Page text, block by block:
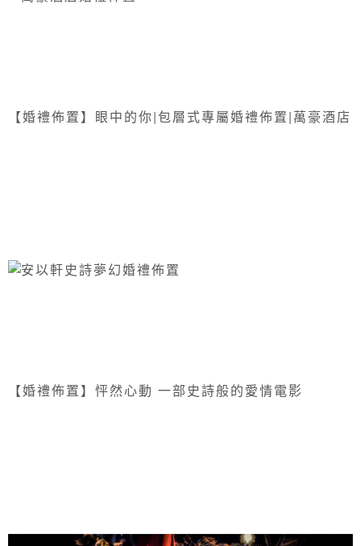
【婚禮佈置】眼中的你|包層式專屬婚禮佈置|萬豪酒店
【婚禮佈置】怦然心動 一部史詩般的愛情電影